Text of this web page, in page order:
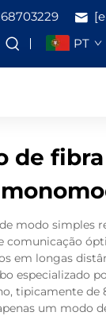
PT
de
modo simples
comunicação
em longas
especializado
tipicamente de
um modo